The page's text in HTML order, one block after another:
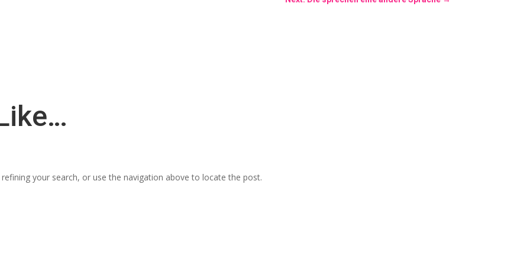
your search, or use the navigation above to locate the post.